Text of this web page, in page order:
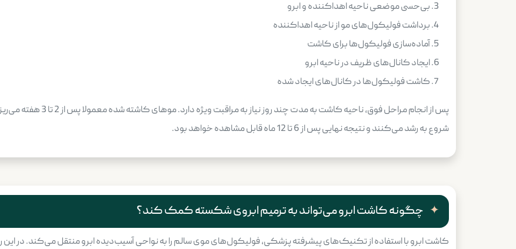
بی‌حسی موضعی ناحیه اهداکننده و ابرو
برداشت فولیکول‌های مو از ناحیه اهداکننده
آماده‌سازی فولیکول‌ها برای کاشت
ایجاد کانال‌های ظریف در ناحیه ابرو
کاشت فولیکول‌ها در کانال‌های ایجاد شده
شروع به رشد می‌کنند و نتیجه نهایی پس از 6 تا 12 ماه قابل مشاهده خواهد بود.
چگونه کاشت ابرو می‌تواند به ترمیم ابروی شکسته کمک کند؟
کاشت ابرو با استفاده از تکنیک‌های پیشرفته پزشکی، فولیکول‌های موی سالم را به نواحی آسیب‌دیده ابرو منتقل می‌کند. در